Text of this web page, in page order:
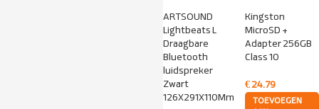
ARTSOUND
Lightbeats L
Draagbare
Bluetooth
luidspreker
Zwart
126X291X110Mm
Kingston
MicroSD +
Adapter 256GB
Class 10
€24.79
TOEVOEGEN